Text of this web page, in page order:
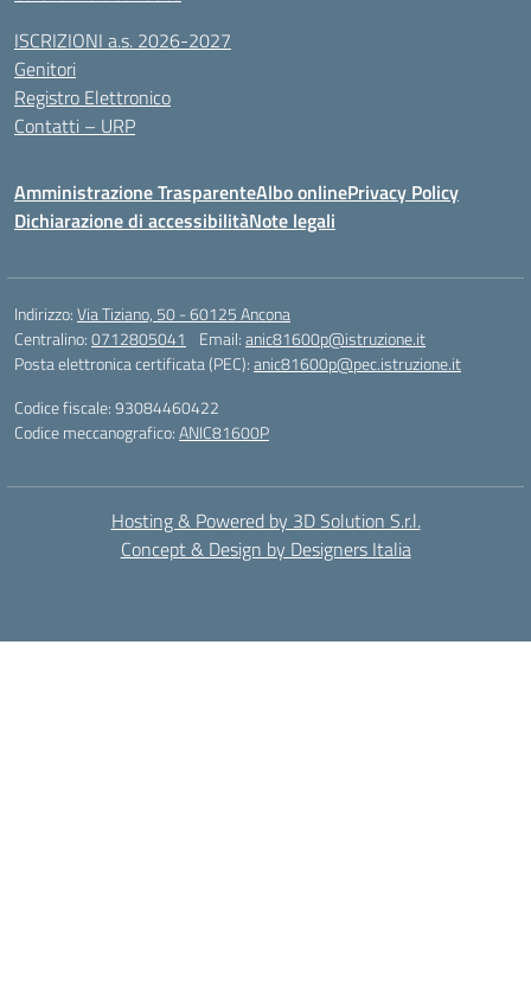
ISCRIZIONI a.s. 2026-2027
Genitori
Registro Elettronico
Contatti – URP
Amministrazione TrasparenteAlbo onlinePrivacy Policy
Dichiarazione di accessibilitàNote legali
Indirizzo:Via Tiziano, 50 - 60125 Ancona
Centralino:0712805041 Email:anic81600p@istruzione.it
Posta elettronica certificata (PEC):anic81600p@pec.istruzione.it
Codice fiscale: 93084460422
Codice meccanografico:ANIC81600P
Hosting & Powered by 3D Solution S.r.l.
Concept & Design by Designers Italia